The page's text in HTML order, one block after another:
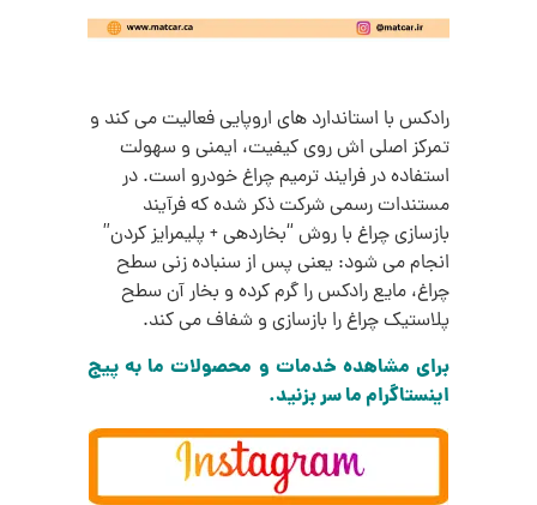
رادکس با استاندارد های اروپایی فعالیت می‌ کند و
تمرکز اصلی‌ اش روی کیفیت، ایمنی و سهولت
استفاده در فرایند ترمیم چراغ خودرو است. در
مستندات رسمی شرکت ذکر شده که فرآیند
بازسازی چراغ با روش “بخاردهی + پلیمرایز کردن”
انجام می‌ شود: یعنی پس از سنباده‌ زنی سطح
چراغ، مایع رادکس را گرم کرده و بخار آن سطح
پلاستیک چراغ را بازسازی و شفاف می‌ کند.
برای مشاهده خدمات و محصولات ما به پیج
اینستاگرام ما سر بزنید.